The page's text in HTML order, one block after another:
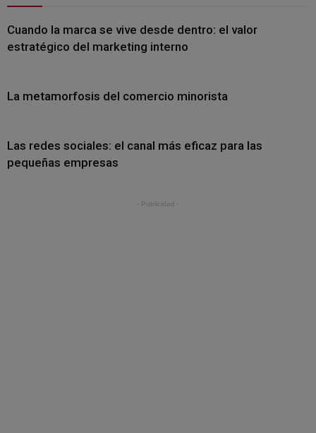
Cuando la marca se vive desde dentro: el valor
estratégico del marketing interno
La metamorfosis del comercio minorista
Las redes sociales: el canal más eficaz para las
pequeñas empresas
- Publicidad -